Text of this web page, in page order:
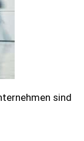
sind